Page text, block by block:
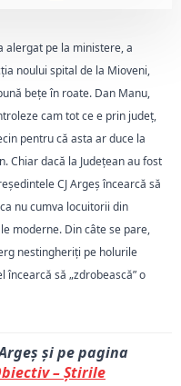
alergat pe la ministere, a
noului spital de la Mioveni,
bețe în roate. Dan Manu,
cam tot ce e prin județ,
pentru că asta ar duce la
Chiar dacă la Județean au fost
CJ Argeș încearcă să
nu cumva locuitorii din
moderne. Din câte se pare,
nestingheriți pe holurile
să „zdrobească” o
și pe pagina
– Știrile